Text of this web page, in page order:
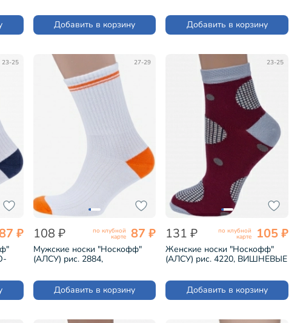
Добавить в корзину Добавить в корзину
23-25
₽
27-29
108 ₽ по клубной
карте 87 ₽
Мужские носки "Носкофф"
(АЛСУ) рис. 2884,
Добавить в корзину
23-25
131 ₽ по клубной
карте 105 ₽
Женские носки "Носкофф"
(АЛСУ) рис. 4220, ВИШНЕВЫЕ
Добавить в корзину